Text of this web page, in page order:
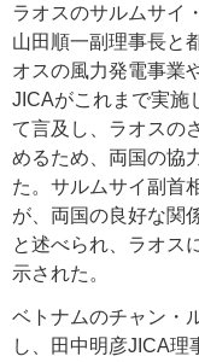
ラオスのサルムサイ
山田順一副理事長と
オスの風力発電事業
JICAがこれまで実施
て言及し、ラオスの
めるため、両国の協
た。サルムサイ副首
が、両国の良好な関
と述べられ、ラオス
示された。
ベトナムのチャン・
し、田中明彦JICA理